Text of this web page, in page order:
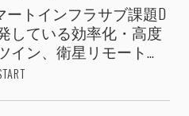
ートインフラサブ課題D
している効率化・高度
イン、衛星リモート...